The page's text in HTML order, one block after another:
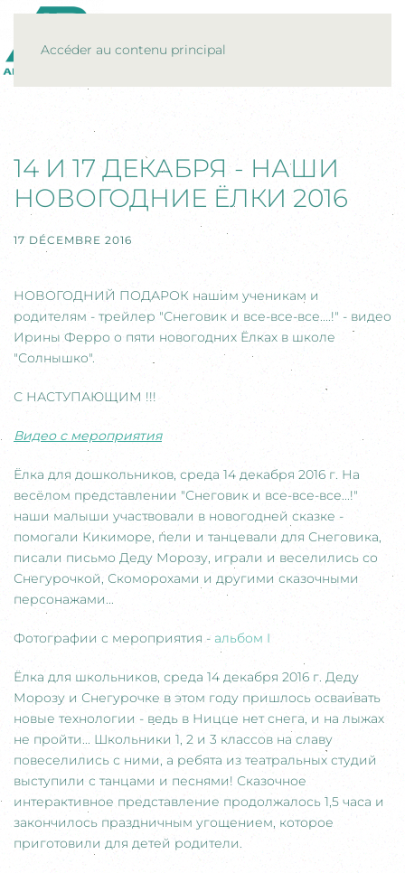
Accéder au contenu principal
14 И 17 ДЕКАБРЯ - НАШИ
НОВОГОДНИЕ ЁЛКИ 2016
17 DÉCEMBRE 2016
НОВОГОДНИЙ ПОДАРОК нашим ученикам и
родителям - трейлер "Снеговик и все-все-все....!" - видео
Ирины Ферро о пяти новогодних Ёлках в школе
"Солнышко".
С НАСТУПАЮЩИМ !!!
Видео с мероприятия
Ёлка для дошкольников, среда 14 декабря 2016 г. На
весёлом представлении "Снеговик и все-все-все...!"
наши малыши участвовали в новогодней сказке -
помогали Кикиморе, пели и танцевали для Снеговика,
писали письмо Деду Морозу, играли и веселились со
Снегурочкой, Скоморохами и другими сказочными
персонажами...
Фотографии с мероприятия - альбом I
Ёлка для школьников, среда 14 декабря 2016 г. Деду
Морозу и Снегурочке в этом году пришлось осваивать
новые технологии - ведь в Ницце нет снега, и на лыжах
не пройти... Школьники 1, 2 и 3 классов на славу
повеселились с ними, а ребята из театральных студий
выступили с танцами и песнями! Сказочное
интерактивное представление продолжалось 1,5 часа и
закончилось праздничным угощением, которое
приготовили для детей родители.